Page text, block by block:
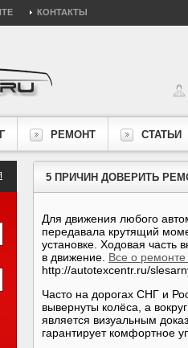
КОНТАКТЫ
РЕМОНТ СТАТЬИ
5 ПРИЧИН ДОВЕРИТЬ
Для движения любого
передавала крутящий
установке. Ходовая
в движение. Все о ремонте
http://autotexcentr.ru/
Часто на дорогах СНГ и
вывернуты колёса, а
является визуальным
гарантирует комфортное